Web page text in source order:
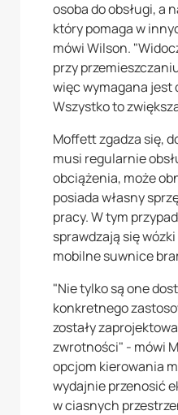
osoba do obsługi, a
który pomaga w
mówi Wilson.
przy
więc wymagana jest
Wszystko to
Moffett zgadza się,
musi regularnie
obciążenia, może
posiada własny
pracy. W tym
sprawdzają się
mobilne suwnice
"Nie tylko są one
konkretnego
zostały
zwrotności" - mówi
opcjom kierowania
wydajnie przenosić
w ciasnych